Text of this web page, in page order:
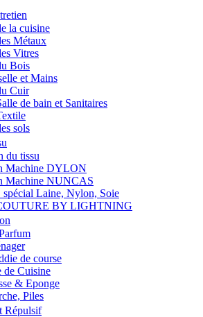
la cuisine
Métaux
Vitres
Bois
et Mains
Cuir
de bain et Sanitaires
sols
du tissu
Machine DYLON
Machine NUNCAS
Laine, Nylon, Soie
BY LIGHTNING
de course
de Cuisine
& Eponge
Piles
Répulsif